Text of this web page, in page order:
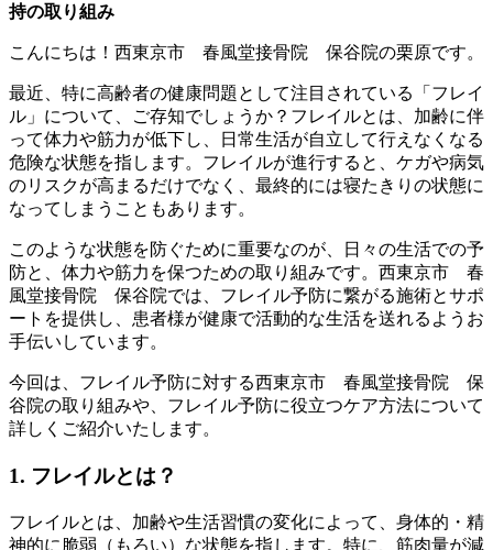
持の取り組み
こんにちは！西東京市 春風堂接骨院 保谷院の栗原です。
最近、特に高齢者の健康問題として注目されている「フレイ
ル」について、ご存知でしょうか？フレイルとは、加齢に伴
って体力や筋力が低下し、日常生活が自立して行えなくなる
危険な状態を指します。フレイルが進行すると、ケガや病気
のリスクが高まるだけでなく、最終的には寝たきりの状態に
なってしまうこともあります。
このような状態を防ぐために重要なのが、日々の生活での予
防と、体力や筋力を保つための取り組みです。西東京市 春
風堂接骨院 保谷院では、フレイル予防に繋がる施術とサポ
ートを提供し、患者様が健康で活動的な生活を送れるようお
手伝いしています。
今回は、フレイル予防に対する西東京市 春風堂接骨院 保
谷院の取り組みや、フレイル予防に役立つケア方法について
詳しくご紹介いたします。
1. フレイルとは？
フレイルとは、加齢や生活習慣の変化によって、身体的・精
神的に脆弱（もろい）な状態を指します。特に、筋肉量が減